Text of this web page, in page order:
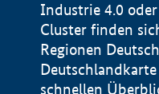
Industrie 4.0
Cluster finden
Regionen
schnellen